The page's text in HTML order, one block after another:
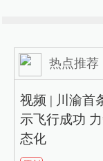
热点推荐
视频 | 川渝首
示飞行成功
态化